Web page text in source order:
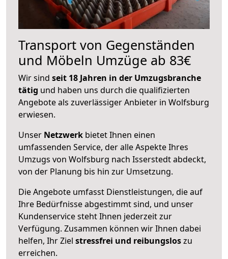
Transport von Gegenständen
und Möbeln Umzüge ab 83€
Wir sind seit 18 Jahren in der Umzugsbranche
tätig und haben uns durch die qualifizierten
Angebote als zuverlässiger Anbieter in Wolfsburg
erwiesen.
Unser Netzwerk bietet Ihnen einen
umfassenden Service, der alle Aspekte Ihres
Umzugs von Wolfsburg nach Isserstedt abdeckt,
von der Planung bis hin zur Umsetzung.
Die Angebote umfasst Dienstleistungen, die auf
Ihre Bedürfnisse abgestimmt sind, und unser
Kundenservice steht Ihnen jederzeit zur
Verfügung. Zusammen können wir Ihnen dabei
helfen, Ihr Ziel stressfrei und reibungsloszu
erreichen.